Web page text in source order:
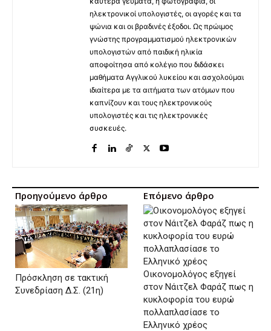
ηλεκτρονικοί υπολογιστές, οι αγορές και τα
ψώνια και οι βραδινές έξοδοι. Ως πρώιμος
γνώστης προγραμματισμού ηλεκτρονικών
υπολογιστών από παιδική ηλικία
αποφοίτησα από κολέγιο που διδάσκει
μαθήματα Αγγλικού λυκείου και ασχολούμαι
ιδιαίτερα με τα αιτήματα των ατόμων που
καπνίζουν και τους ηλεκτρονικούς
υπολογιστές και τις ηλεκτρονικές
συσκευές.
Προηγούμενο άρθρο
Πρόσκληση σε τακτική
Συνεδρίαση Δ.Σ. (21η)
Επόμενο άρθρο
Οικονομολόγος εξηγεί
στον Νάιτζελ Φαράζ πως η
κυκλοφορία του ευρώ
πολλαπλασίασε το
Ελληνικό χρέος